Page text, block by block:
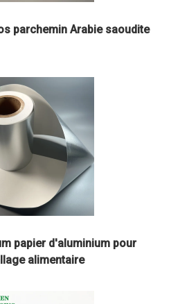
parchemin Arabie saoudite
papier d'aluminium pour
alimentaire